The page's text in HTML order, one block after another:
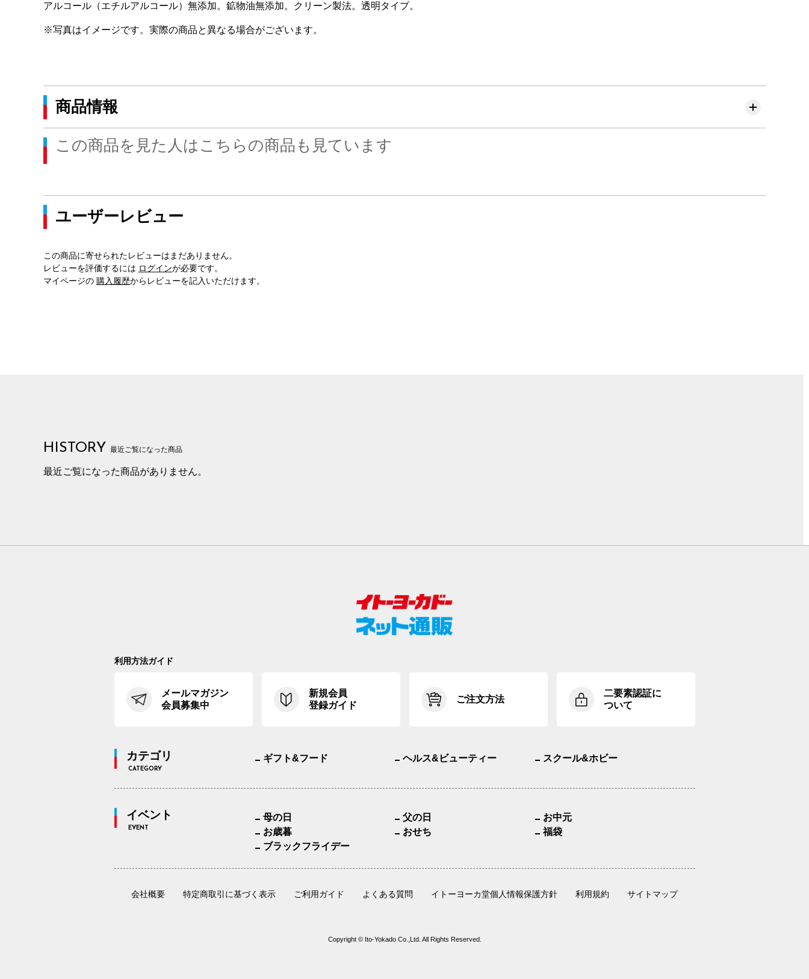
アルコール（エチルアルコール）無添加。鉱物油無添加。クリーン製法。透明タイプ。
※写真はイメージです。実際の商品と異なる場合がございます。
商品情報
この商品を見た人はこちらの商品も見ています
ユーザーレビュー
この商品に寄せられたレビューはまだありません。
レビューを評価するには ログインが必要です。
マイページの 購入履歴からレビューを記入いただけます。
HISTORY 最近ご覧になった商品
最近ご覧になった商品がありません。
利用方法ガイド
メールマガジン
会員募集中
新規会員
登録ガイド
ご注文方法
二要素認証に
ついて
カテゴリ
CATEGORY
ギフト&フード ヘルス&ビューティー スクール&ホビー
イベント
EVENT
母の日 父の日
お中元
お歳暮
おせち
福袋
ブラックフライデー
会社概要 特定商取引に基づく表示 ご利用ガイド よくある質問 イトーヨーカ堂個人情報保護方針 利用規約 サイトマップ
Copyright © Ito-Yokado Co.,Ltd. All Rights Reserved.